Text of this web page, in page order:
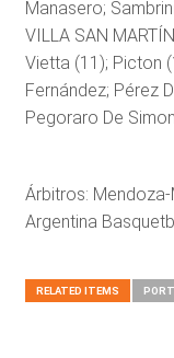
Manasero;
VILLA SAN
Vietta (11); Picton
Fernández; Pérez
Pegoraro De
Árbitros:
Argentina
RELATED ITEMS